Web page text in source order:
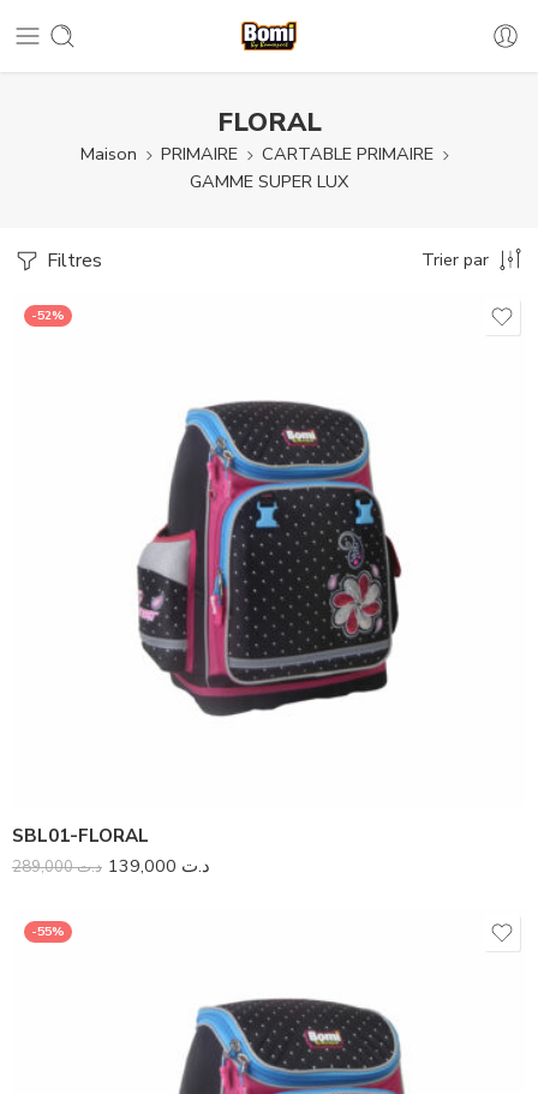
FLORAL
Maison PRIMAIRE
CARTABLE PRIMAIRE
GAMME SUPER LUX
Filtres Trier par
-52%
SBL01-FLORAL
د.ت289,000 د.ت
-55%